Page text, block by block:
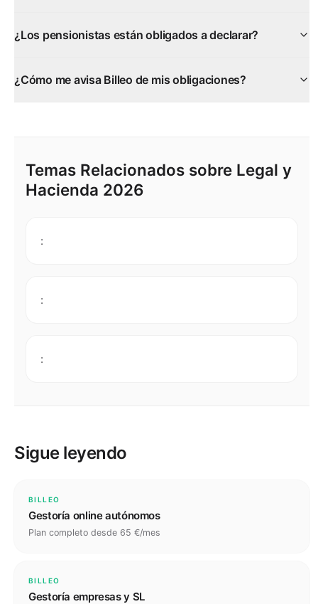
¿Los pensionistas están obligados a declarar?
¿Cómo me avisa Billeo de mis obligaciones?
Temas Relacionados sobre Legal y
Hacienda 2026
:
:
:
Sigue leyendo
BILLEO
Gestoría online autónomos
Plan completo desde 65 €/mes
BILLEO
Gestoría empresas y SL